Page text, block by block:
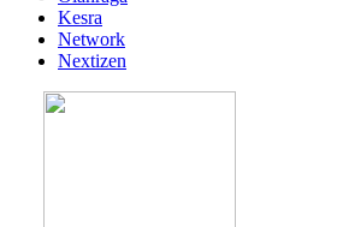
Kesra
Network
Nextizen